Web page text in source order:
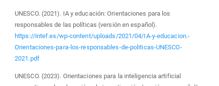
UNESCO. (2021). IA y educación: Orientaciones para los
responsables de las políticas (versión en español).
https://intef.es/wp-content/uploads/2021/04/IA-y-educacion.-
Orientaciones-para-los-responsables-de-politicas-UNESCO-
2021.pdf
UNESCO. (2023). Orientaciones para la inteligencia artificial